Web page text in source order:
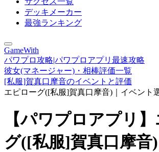
デッキメーカー
最強ランキング
GameWith
パワプロ攻略|パワプロアプリ最速攻略
彼女(マネージャー)・相棒評価一覧
[私服]賀真口摩音のイベントと評価
エピローグ([私服]賀真口摩音)｜イベント
【パワプロアプリ
グ([私服]賀真口摩音